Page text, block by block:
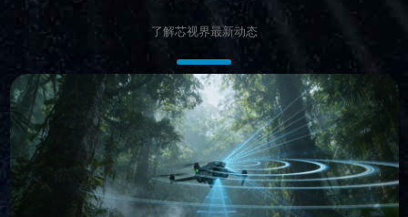
了解芯视界最新动态